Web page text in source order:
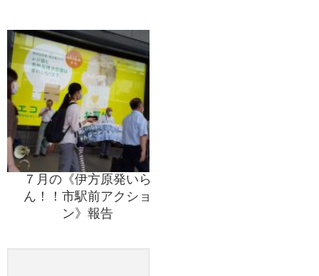
７月の《伊方原発いら
ん！！市駅前アクショ
ン》報告